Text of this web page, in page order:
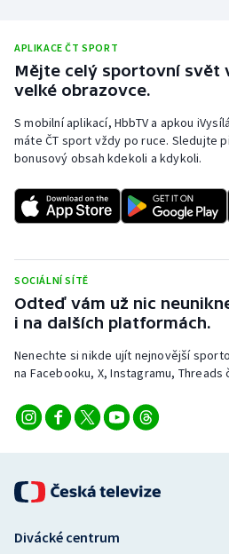
Rychlobruslení
Short track
Sportovní střelba
Triatlon
Veslování
Vodní slalom
Volejbal
APLIKACE ČT SPORT
Mějte celý sportovní svět
velké obrazovce.
S mobilní aplikací, HbbTV a apkou
máte ČT sport vždy po ruce. Sledujte
bonusový obsah kdekoli a kdykoli.
SOCIÁLNÍ SÍTĚ
Odteď vám už nic
i na dalších platformách.
Nenechte si nikde ujít nejnovější
na Facebooku, X, Instagramu, Threads
Divácké centrum